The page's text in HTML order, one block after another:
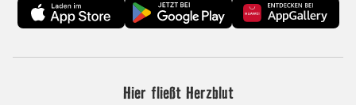
Hier fließt Herzblut